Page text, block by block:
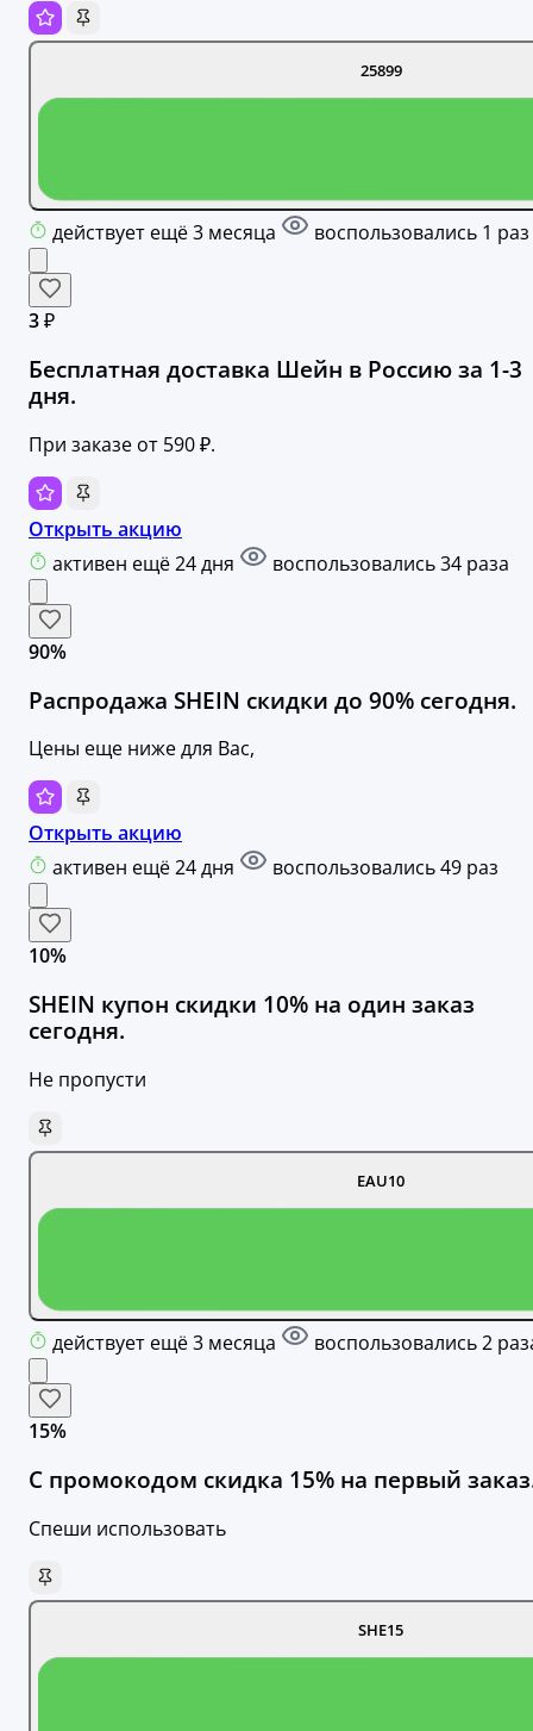
25899
действует ещё 3 месяца воспользовались 1 раз
3 ₽
Бесплатная доставка Шейн в Россию за 1-3
дня.
При заказе от 590 ₽.
Открыть акцию
активен ещё 24 дня
воспользовались 34 раза
90%
Распродажа SHEIN скидки до 90% сегодня.
Цены еще ниже для Вас,
Открыть акцию
активен ещё 24 дня
воспользовались 49 раз
10%
SHEIN купон скидки 10% на один заказ
сегодня.
Не пропусти
EAU10
действует ещё 3 месяца воспользовались 2
15%
С промокодом скидка 15% на первый
Спеши использовать
SHE15